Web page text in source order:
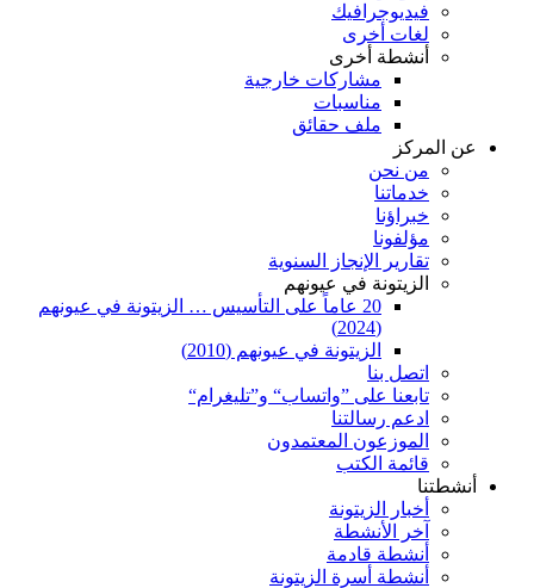
فيديوجرافيك
لغات أخرى
أنشطة أخرى
مشاركات خارجية
مناسبات
ملف حقائق
عن المركز
من نحن
خدماتنا
خبراؤنا
مؤلفونا
تقارير الإنجاز السنوية
الزيتونة في عيونهم
20 عاماً على التأسيس … الزيتونة في عيونهم
(2024)
الزيتونة في عيونهم (2010)
اتصل بنا
تابعنا على ”واتساب“ و”تليغرام“
ادعم رسالتنا
الموزعون المعتمدون
قائمة الكتب
أنشطتنا
أخبار الزيتونة
آخر الأنشطة
أنشطة قادمة
أنشطة أسرة الزيتونة